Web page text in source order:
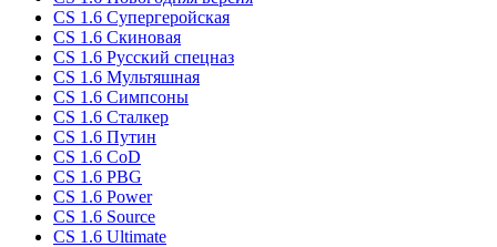
CS 1.6 Супергеройская
CS 1.6 Скиновая
CS 1.6 Русский спецназ
CS 1.6 Мультяшная
CS 1.6 Симпсоны
CS 1.6 Сталкер
CS 1.6 Путин
CS 1.6 CoD
CS 1.6 PBG
CS 1.6 Power
CS 1.6 Source
CS 1.6 Ultimate